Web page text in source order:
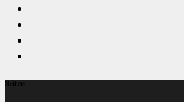
Seiten